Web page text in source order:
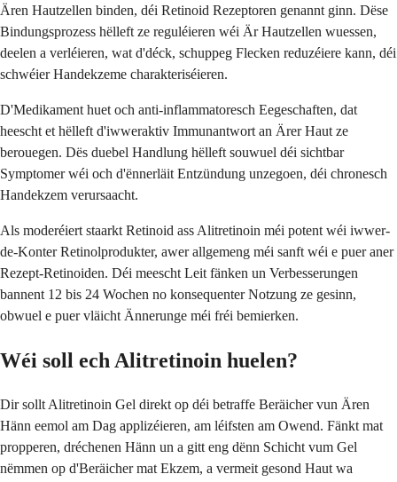
Ären Hautzellen binden, déi Retinoid Rezeptoren genannt ginn. Dëse
Bindungsprozess hëlleft ze reguléieren wéi Är Hautzellen wuessen,
deelen a verléieren, wat d'déck, schuppeg Flecken reduzéiere kann, déi
schwéier Handekzeme charakteriséieren.
D'Medikament huet och anti-inflammatoresch Eegeschaften, dat
heescht et hëlleft d'iwweraktiv Immunantwort an Ärer Haut ze
berouegen. Dës duebel Handlung hëlleft souwuel déi sichtbar
Symptomer wéi och d'ënnerläit Entzündung unzegoen, déi chronesch
Handekzem verursaacht.
Als moderéiert staarkt Retinoid ass Alitretinoin méi potent wéi iwwer-
de-Konter Retinolprodukter, awer allgemeng méi sanft wéi e puer aner
Rezept-Retinoiden. Déi meescht Leit fänken un Verbesserungen
bannent 12 bis 24 Wochen no konsequenter Notzung ze gesinn,
obwuel e puer vläicht Ännerunge méi fréi bemierken.
Wéi soll ech Alitretinoin huelen?
Dir sollt Alitretinoin Gel direkt op déi betraffe Beräicher vun Ären
Hänn eemol am Dag applizéieren, am léifsten am Owend. Fänkt mat
propperen, dréchenen Hänn un a gitt eng dënn Schicht vum Gel
nëmmen op d'Beräicher mat Ekzem, a vermeit gesond Haut wa